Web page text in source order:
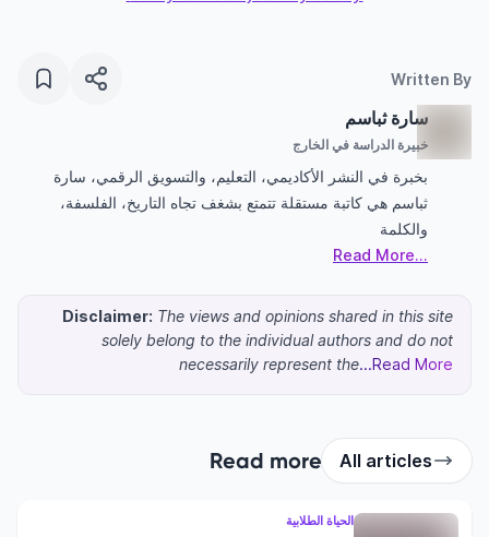
Written By
سارة ثباسم
خبيرة الدراسة في الخارج
بخبرة في النشر الأكاديمي، التعليم، والتسويق الرقمي، سارة
ثباسم هي كاتبة مستقلة تتمتع بشغف تجاه التاريخ، الفلسفة،
والكلمة
...Read More
Disclaimer: The views and opinions shared in this site
solely belong to the individual authors and do not
necessarily represent the...Read More
Read more All articles
الحياة الطلابية